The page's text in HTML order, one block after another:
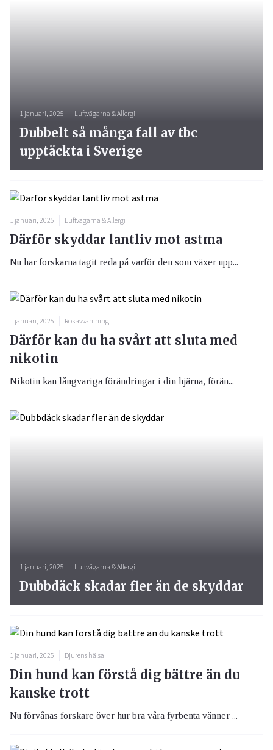
1 januari, 2025 Luftvägarna & Allergi
Därför skyddar lantliv mot astma
Nu har forskarna tagit reda på varför den som växer upp...
1 januari, 2025 Rökavvänjning
Därför kan du ha svårt att sluta med
nikotin
Nikotin kan långvariga förändringar i din hjärna, förän...
1 januari, 2025 Luftvägarna & Allergi
Dubbelt så många fall av tbc
upptäckta i Sverige
1 januari, 2025 Luftvägarna & Allergi
Dubbdäck skadar fler än de skyddar
1 januari, 2025 Djurens hälsa
Din hund kan förstå dig bättre än du
kanske trott
Nu förvånas forskare över hur bra våra fyrbenta vänner ...